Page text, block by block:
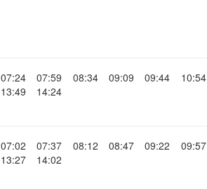
07:24 07:59 08:34 09:09 09:44 10:54
13:49
14:24
07:02 07:37 08:12 08:47 09:22 09:57
13:27
14:02